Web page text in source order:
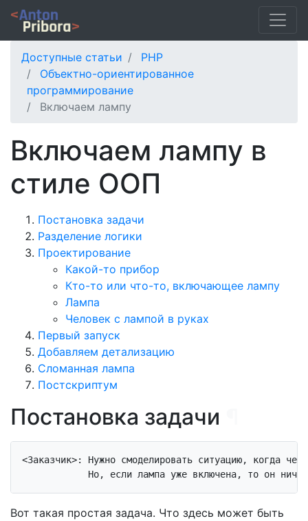
Доступные статьи
PHP
Объектно-ориентированное
программирование
Включаем лампу
Включаем лампу в
стиле ООП
Постановка задачи
Разделение логики
Проектирование
Какой-то прибор
Кто-то или что-то, включающее лампу
Лампа
Человек с лампой в руках
Первый запуск
Добавляем детализацию
Сломанная лампа
Постскриптум
Постановка задачи
<Заказчик>: Нужно смоделировать ситуацию, когда
Вот такая простая задача. Что здесь может быть